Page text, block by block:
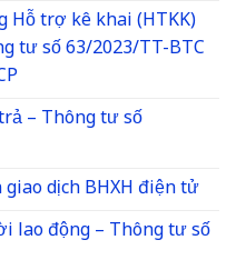
Hỗ trợ kê khai (HTKK)
tư số 63/2023/TT-BTC
– Thông tư số
dịch BHXH điện tử
lao động – Thông tư số